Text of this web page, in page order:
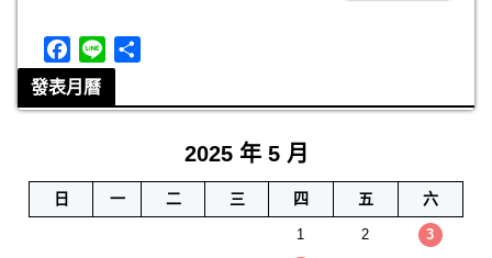
a
c
o
發表月曆
2025 年 5 月
日 一 二 三 四 五 六
1 2 3